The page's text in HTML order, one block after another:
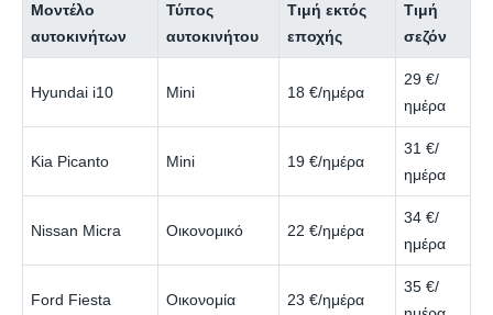
Μοντέλο
αυτοκινήτων
Τύπος
αυτοκινήτου
Τιμή εκτός
εποχής
Τιμή
σεζόν
Hyundai i10 Mini 18 €/ημέρα
29 €/
ημέρα
Kia Picanto Mini 19 €/ημέρα
31 €/
ημέρα
Nissan Micra Οικονομικό 22 €/ημέρα
34 €/
ημέρα
Ford Fiesta Οικονομία 23 €/ημέρα
35 €/